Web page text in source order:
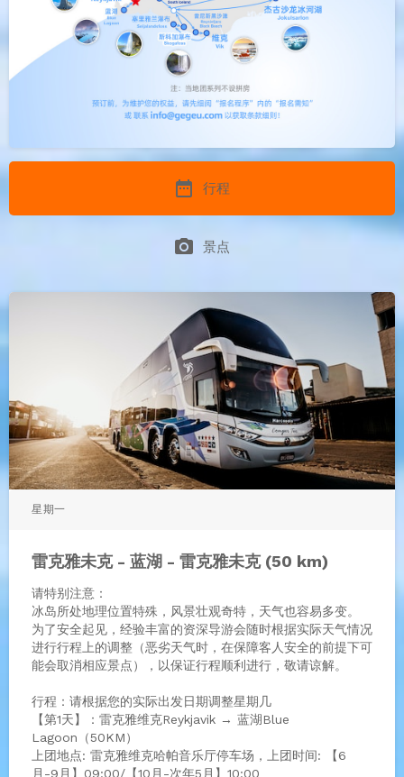
date_range 行程
photo_camera 景点
星期一
雷克雅未克 - 蓝湖 - 雷克雅未克 (50 km)
请特别注意：
冰岛所处地理位置特殊，风景壮观奇特，天气也容易多变。
为了安全起见，经验丰富的资深导游会随时根据实际天气情况
进行行程上的调整（恶劣天气时，在保障客人安全的前提下可
能会取消相应景点），以保证行程顺利进行，敬请谅解。
行程：请根据您的实际出发日期调整星期几
【第1天】：雷克雅维克Reykjavik → 蓝湖Blue
Lagoon（50KM）
上团地点: 雷克雅维克哈帕音乐厅停车场，上团时间: 【6
月-9月】09:00/【10月-次年5月】10:00